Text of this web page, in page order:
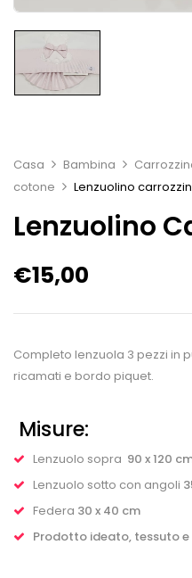
Casa Bambina
cotone
Lenzuolino
Lenzuolino
€15,00
Completo lenzuola 3 pezzi in
ricamati e bordo piquet.
Misure:
Lenzuolo sopra 90 x 120
Lenzuolo sotto con angoli
Federa 30 x 40 cm
Prodotto ideato, tessuto